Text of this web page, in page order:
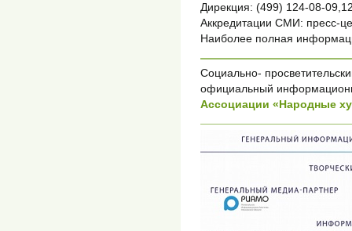
Дирекция: (499) 124-08-
Аккредитации СМИ: пресс-
Наиболее полная
Социально-
официальный
Ассоциации «Народные